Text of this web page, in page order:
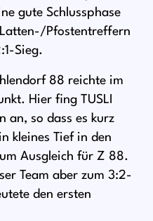
gute Schlussphase
Pfostentreffern
Sieg.
88 reichte im
Hier fing TUSLI
an, so dass es kurz
kleines Tief in den
Ausgleich für Z 88.
Team aber zum 3:2-
den ersten